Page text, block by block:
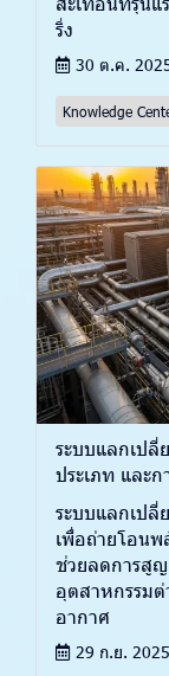
ริ่ง
30 ต.ค.
Knowledge
ระบบแลกเปลี่
ประเภท และ
ระบบแลกเป
เพื่อถ่ายโอน
ช่วยลดการสู
อุตสาหกรรมต่
อากาศ
29 ก.ย. 2025